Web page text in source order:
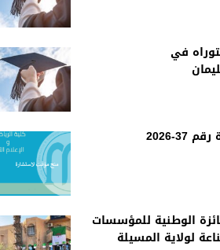
في
2026
الطبعة 13 للجائزة الوطنية للمؤسسات
لولاية المسيلة